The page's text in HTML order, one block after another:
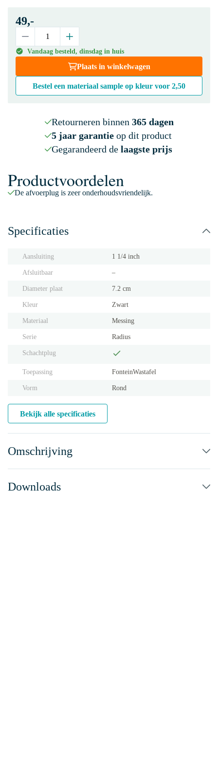
49,-
Vandaag besteld, dinsdag in huis
Plaats in winkelwagen
Bestel een materiaal sample op kleur voor 2,50
Retourneren binnen 365 dagen
5 jaar garantieop dit product
Gegarandeerd de laagste prijs
Productvoordelen
De afvoerplug is zeer onderhoudsvriendelijk.
Specificaties
Aansluiting 1 1/4 inch
Afsluitbaar ‒
Diameter plaat 7.2 cm
Kleur Zwart
Materiaal Messing
Serie Radius
Schachtplug
Toepassing FonteinWastafel
Vorm Rond
Bekijk alle specificaties
Omschrijving
Downloads